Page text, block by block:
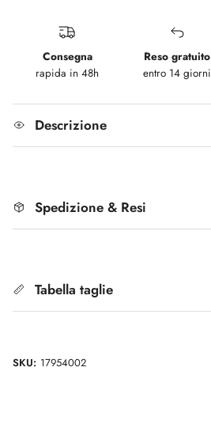
Consegna
rapida in 48h
Reso gratuito
entro 14 giorni
Descrizione
Spedizione & Resi
Tabella taglie
SKU: 17954002